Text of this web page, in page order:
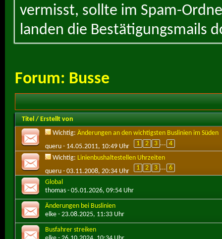
vermisst, sollte im Spam-
landen die Bestätigungsmails
Forum: Busse
Titel / Erstellt von
Wichtig: Änderungen an den wichtigsten Buslinien im Süden
queru - 14.05.2011, 10:49 Uhr 1 2 3 ... 4
Wichtig: Linienbushaltestellen Uhrzeiten
queru - 03.11.2008, 20:34 Uhr 1 2 3 ... 6
Global
thomas - 05.01.2026, 09:54 Uhr
Änderungen bei Buslinien
elke - 23.08.2025, 11:33 Uhr
Busfahrer streiken